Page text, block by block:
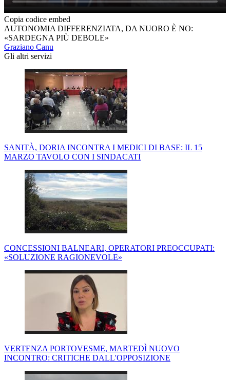
Copia codice embed
AUTONOMIA DIFFERENZIATA, DA NUORO È NO:
«SARDEGNA PIÙ DEBOLE»
Graziano Canu
Gli altri servizi
SANITÀ, DORIA INCONTRA I MEDICI DI BASE: IL 15
MARZO TAVOLO CON I SINDACATI
CONCESSIONI BALNEARI, OPERATORI PREOCCUPATI:
«SOLUZIONE RAGIONEVOLE»
VERTENZA PORTOVESME, MARTEDÌ NUOVO
INCONTRO: CRITICHE DALL'OPPOSIZIONE